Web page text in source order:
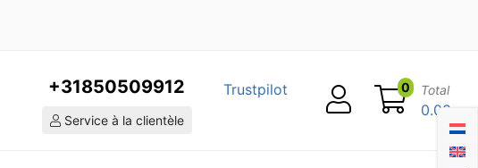
+31850509912
Service à la clientèle
Trustpilot 0 Total
0.00